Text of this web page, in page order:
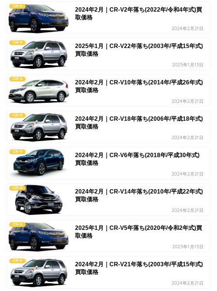
CR-V
2024年2月｜CR-V2年落ち(2022年/令和4年式)買
取価格
2024年2月21日
CR-V
2025年1月｜CR-V22年落ち(2003年/平成15年式)
買取価格
2025年1月13日
CR-V
2024年2月｜CR-V10年落ち(2014年/平成26年式)
買取価格
2024年2月21日
CR-V
2024年2月｜CR-V18年落ち(2006年/平成18年式)
買取価格
2024年2月21日
CR-V
2024年2月｜CR-V6年落ち(2018年/平成30年式)
買取価格
2024年2月21日
CR-V
2024年2月｜CR-V14年落ち(2010年/平成22年式)
買取価格
2024年2月21日
CR-V
2025年1月｜CR-V5年落ち(2020年/令和2年式)買
取価格
2025年1月13日
CR-V
2024年2月｜CR-V21年落ち(2003年/平成15年式)
買取価格
2024年2月21日